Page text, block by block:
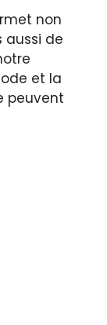
non
aussi de
et la
peuvent